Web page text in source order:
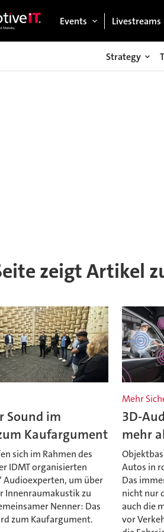
Events Livestreams
Strategy
zeigt Artikel
Sound im
Kaufargument
sich im Rahmen des
IDMT organisierten
Audioexperten, um über
Innenraumakustik zu
Nenner: Das
zum Kaufargument.
Mehr
3D-
mehr
Autos in
Das
nicht nur
auch die
vor